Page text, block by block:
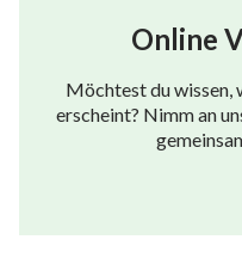
Online
Möchtest du
erscheint? Nimm an